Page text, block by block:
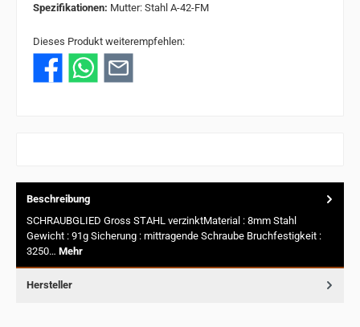
Spezifikationen: Mutter: Stahl A-42-FM
Dieses Produkt weiterempfehlen:
Beschreibung
SCHRAUBGLIED Gross STAHL verzinktMaterial : 8mm Stahl
Gewicht : 91g Sicherung : mittragende Schraube Bruchfestigkeit :
3250… Mehr
Hersteller